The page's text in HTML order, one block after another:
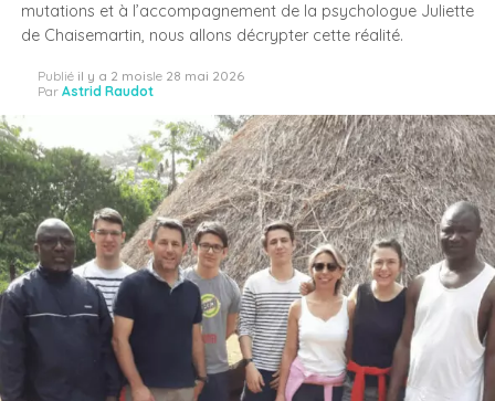
mutations et à l’accompagnement de la psychologue Juliette
de Chaisemartin, nous allons décrypter cette réalité.
Publié il y a 2 moisle 28 mai 2026
Par Astrid Raudot